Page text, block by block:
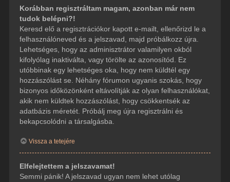
Korábban regisztráltam magam, azonban már nem
tudok belépni?!
Keresd elő a regisztrációkor kapott e-mailt, ellenőrizd le a
felhasználóneved és a jelszavad, majd próbálkozz újra.
Lehetséges, hogy az adminisztrátor valamilyen okból
kifolyólag inaktiválta, vagy törölte az azonosítód. Ez
utóbbinak egy lehetséges oka, hogy nem küldtél egy
hozzászólást se. Néhány fórumon ugyanis szokás, hogy
bizonyos időközönként eltávolítják az olyan felhasználókat,
akik nem küldtek hozzászólást, hogy csökkentsék az
adatbázis méretét. Próbálj meg újra regisztrálni és
bekapcsolódni a társalgásba.
Vissza a tetejére
Elfelejtettem a jelszavamat!
Semmi pánik! A jelszavad ugyan nem lehet utólag